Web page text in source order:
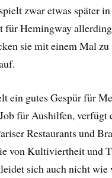
zwar etwas später
für Hemingway
sie mit einem Mal zu
ein gutes Gespür für
für Aushilfen, verfügt
Restaurants und
von Kultiviertheit und
sich auch nicht wie